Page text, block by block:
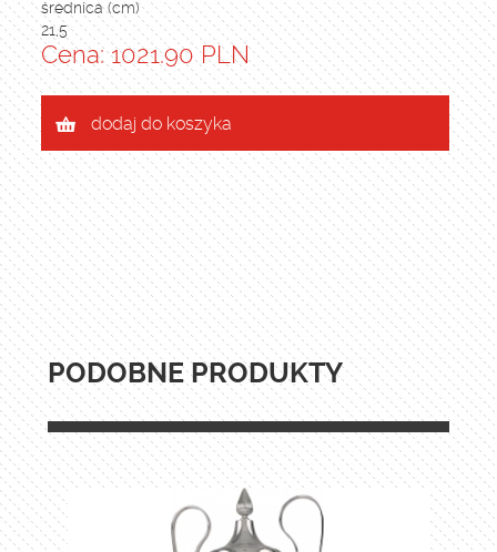
średnica (cm)
21,5
Cena: 1021.90 PLN
dodaj do koszyka
PODOBNE PRODUKTY